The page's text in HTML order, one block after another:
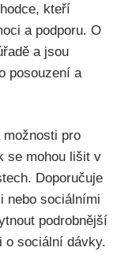
kteří
a podporu. O
a jsou
posouzení a
pro
se mohou lišit v
Doporučuje
nebo sociálními
podrobnější
o sociální dávky.